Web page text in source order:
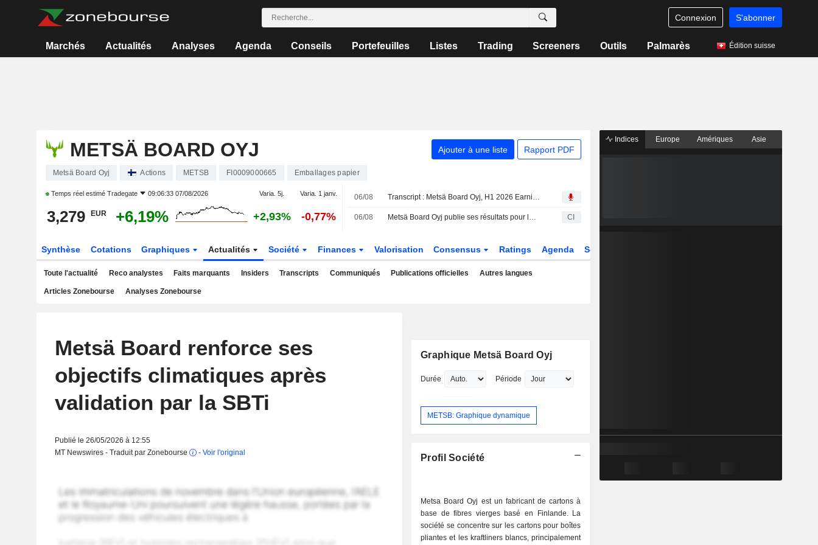
Connexion S'abonner
Marchés Actualités Analyses Agenda Conseils Portefeuilles Listes Trading Screeners Outils Palmarès Édition suisse
METSÄ BOARD OYJ Ajouter à une liste Rapport PDF
Metsä Board Oyj Actions METSB FI0009000665 Emballages papier
Temps réel estimé Tradegate 09:06:33 07/08/2026 Varia. 5j. Varia. 1 janv.
3,279 EUR +6,19% +2,93% -0,77%
06/08 Transcript : Metsä Board Oyj, H1 2026 Earnings Call, Aug 06, 2026
06/08 Metsä Board Oyj publie ses résultats pour le deuxième trimestre et le premier semestre clos le 30 juin 2026 CI
Synthèse Cotations Graphiques Actualités Société Finances Valorisation Consensus Ratings Agenda Secteur
Toute l'actualité Reco analystes Faits marquants Insiders Transcripts Communiqués Publications officielles Autres langues
Articles Zonebourse Analyses Zonebourse
Metsä Board renforce ses
objectifs climatiques après
validation par la SBTi
Publié le 26/05/2026 à 12:55
MT Newswires - Traduit par Zonebourse
- Voir l'original
Graphique Metsä Board Oyj
Durée Période
METSB: Graphique dynamique
Profil Société
Metsa Board Oyj est un fabricant de cartons à
base de fibres vierges basé en Finlande. La
société se concentre sur les cartons pour boîtes
pliantes et les kraftliners blancs, principalement
Indices Europe Amériques Asie